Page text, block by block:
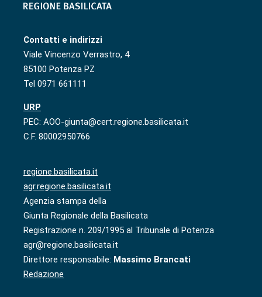
Contatti e indirizzi
Viale Vincenzo Verrastro, 4
85100 Potenza PZ
Tel 0971 661111
URP
PEC: AOO-giunta@cert.regione.basilicata.it
C.F. 80002950766
regione.basilicata.it
agr.regione.basilicata.it
Agenzia stampa della
Giunta Regionale della Basilicata
Registrazione n. 209/1995 al Tribunale di Potenza
agr@regione.basilicata.it
Direttore responsabile: Massimo Brancati
Redazione